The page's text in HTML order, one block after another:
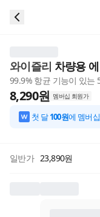
와이즐리 차량용
99.9% 항균 기능이 있는
8,290원 멤버십 회원가
첫 달100원에 멤버
일반가 23,890원